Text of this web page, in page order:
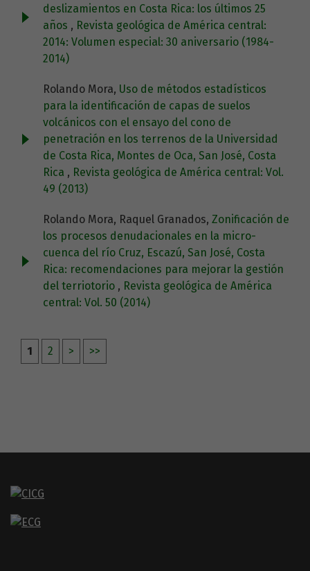
deslizamientos en Costa Rica: los últimos 25
años , Revista geológica de América central:
2014: Volumen especial: 30 aniversario (1984-
2014)
Rolando Mora, Uso de métodos estadísticos
para la identificación de capas de suelos
volcánicos con el ensayo del cono de
penetración en los terrenos de la Universidad
de Costa Rica, Montes de Oca, San José, Costa
Rica , Revista geológica de América central: Vol.
49 (2013)
Rolando Mora, Raquel Granados, Zonificación de
los procesos denudacionales en la micro-
cuenca del río Cruz, Escazú, San José, Costa
Rica: recomendaciones para mejorar la gestión
del terriotorio , Revista geológica de América
central: Vol. 50 (2014)
1 2 > >>